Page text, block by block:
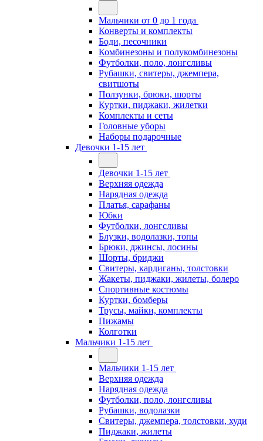
Мальчики от 0 до 1 года
Конверты и комплекты
Боди, песочники
Комбинезоны и полукомбинезоны
Футболки, поло, лонгсливы
Рубашки, свитеры, джемпера,
свитшоты
Ползунки, брюки, шорты
Куртки, пиджаки, жилетки
Комплекты и сеты
Головные уборы
Наборы подарочные
Девочки 1-15 лет
Девочки 1-15 лет
Верхняя одежда
Нарядная одежда
Платья, сарафаны
Юбки
Футболки, лонгсливы
Блузки, водолазки, топы
Брюки, джинсы, лосины
Шорты, бриджи
Свитеры, кардиганы, толстовки
Жакеты, пиджаки, жилеты, болеро
Спортивные костюмы
Куртки, бомберы
Трусы, майки, комплекты
Пижамы
Колготки
Мальчики 1-15 лет
Мальчики 1-15 лет
Верхняя одежда
Нарядная одежда
Футболки, поло, лонгсливы
Рубашки, водолазки
Свитеры, джемпера, толстовки, худи
Пиджаки, жилеты